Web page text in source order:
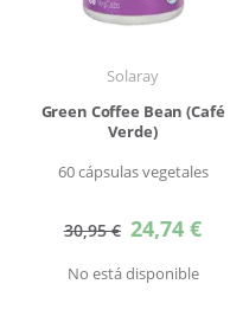
Solaray
Green Coffee Bean (Café
Verde)
60 cápsulas vegetales
30,95 € Precio
especial
24,74 €
No está disponible